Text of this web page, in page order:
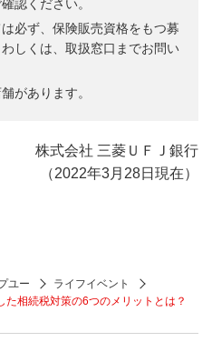
認ください。
必ず、保険販売資格をもつ募
しくは、取扱窓口までお問い
があります。
株式会社 三菱ＵＦＪ銀行
（2022年3月28日現在）
ユー
ライフイベント
た相続税対策の6つのメリットとは？